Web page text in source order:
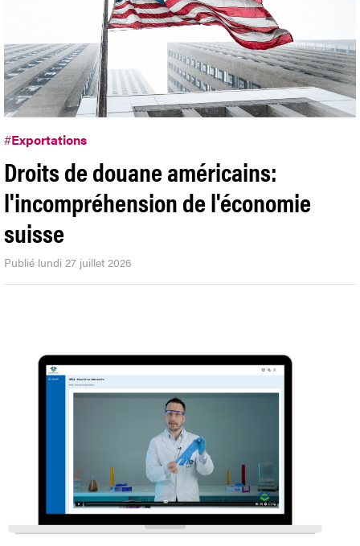
#Exportations
Droits de douane américains:
l'incompréhension de l'économie
suisse
Publié lundi 27 juillet 2026